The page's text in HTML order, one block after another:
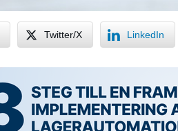
Twitter/X LinkedIn